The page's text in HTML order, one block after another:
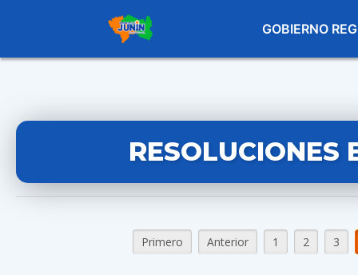
GOBIERNO
RESOLUCIONES
Primero Anterior 1 2 3